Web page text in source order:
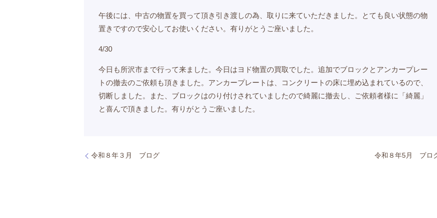
午後には、中古の物置を買って頂き引き渡しの為、取りに来ていただきました。とても良い状態の物
置きですので安心してお使いください。有りがとうご座いました。
4/30
今日も所沢市まで行って来ました。今日はヨド物置の買取でした。追加でブロックとアンカープレー
トの撤去のご依頼も頂きました。アンカープレートは、コンクリートの床に埋め込まれているので、
切断しました。また、ブロックはのり付けされていましたので綺麗に撤去し、ご依頼者様に「綺麗」
と喜んで頂きました。有りがとうご座いました。
令和８年３月 ブログ 令和８年5月 ブロ